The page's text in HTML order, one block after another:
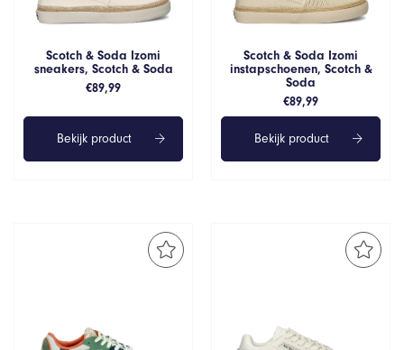
Scotch & Soda Izomi
sneakers, Scotch & Soda
€89,99
Bekijk product
Scotch & Soda Izomi
instapschoenen, Scotch &
Soda
€89,99
Bekijk product